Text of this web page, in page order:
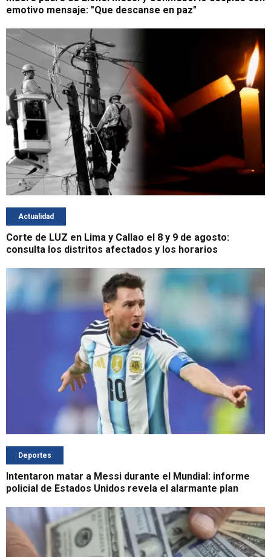
emotivo mensaje: "Que descanse en paz"
Actualidad
Corte de LUZ en Lima y Callao el 8 y 9 de agosto:
consulta los distritos afectados y los horarios
Deportes
Intentaron matar a Messi durante el Mundial: informe
policial de Estados Unidos revela el alarmante plan